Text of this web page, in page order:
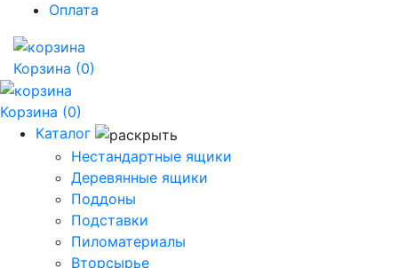
Оплата
Корзина (0)
Корзина (0)
Каталог
Нестандартные ящики
Деревянные ящики
Поддоны
Подставки
Пиломатериалы
Вторсырье